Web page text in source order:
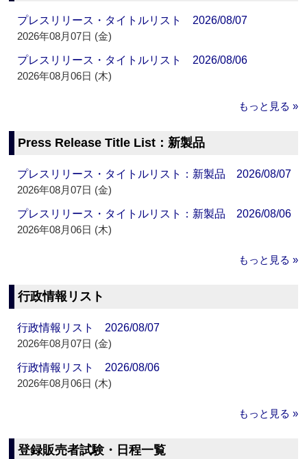
プレスリリース・タイトルリスト 2026/08/07
2026年08月07日 (金)
プレスリリース・タイトルリスト 2026/08/06
2026年08月06日 (木)
もっと見る »
Press Release Title List：新製品
プレスリリース・タイトルリスト：新製品 2026/08/07
2026年08月07日 (金)
プレスリリース・タイトルリスト：新製品 2026/08/06
2026年08月06日 (木)
もっと見る »
行政情報リスト
行政情報リスト 2026/08/07
2026年08月07日 (金)
行政情報リスト 2026/08/06
2026年08月06日 (木)
もっと見る »
登録販売者試験・日程一覧